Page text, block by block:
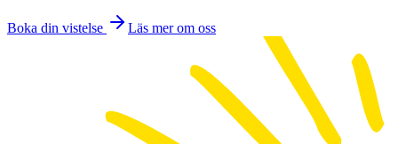
Boka din vistelse Läs mer om oss